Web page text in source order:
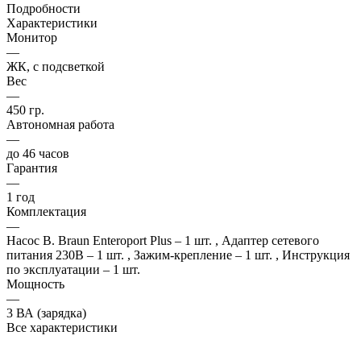
Подробности
Характеристики
Монитор
—
ЖК, с подсветкой
Вес
—
450 гр.
Автономная работа
—
до 46 часов
Гарантия
—
1 год
Комплектация
—
Насос B. Braun Enteroport Plus – 1 шт. , Адаптер сетевого
питания 230В – 1 шт. , Зажим-крепление – 1 шт. , Инструкция
по эксплуатации – 1 шт.
Мощность
—
3 ВА (зарядка)
Все характеристики